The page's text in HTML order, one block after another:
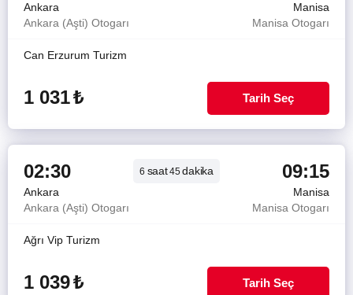
Ankara
Manisa
Ankara (Aşti) Otogarı
Manisa Otogarı
Can Erzurum Turizm
1 031₺ Tarih Seç
02:30 6 saat45dakika 09:15
Ankara
Manisa
Ankara (Aşti) Otogarı
Manisa Otogarı
Ağrı Vip Turizm
1 039₺ Tarih Seç